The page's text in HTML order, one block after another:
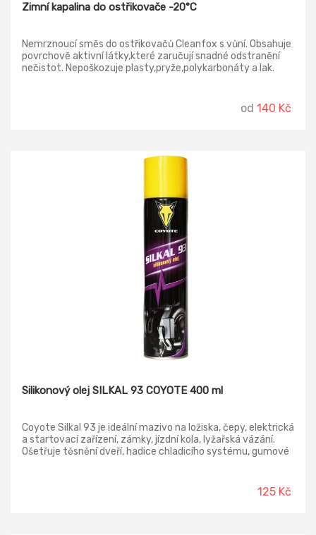
Zimní kapalina do ostřikovače -20°C
Nemrznoucí směs do ostřikovačů Cleanfox s vůní. Obsahuje
povrchově aktivní látky,které zaručují snadné odstranění
nečistot. Nepoškozuje plasty,pryže,polykarbonáty a lak.
od 140 Kč
Silikonový olej SILKAL 93 COYOTE 400 ml
Coyote Silkal 93 je ideální mazivo na ložiska, čepy, elektrická
a startovací zařízení, zámky, jízdní kola, lyžařská vázání.
Ošetřuje těsnění dveří, hadice chladicího systému, gumové
Odstraňuje vrzání, ošetřuje gumové lišty, těsnění dveří,
hadice chladícího systému, plasty nárazníků. Výborné
125 Kč